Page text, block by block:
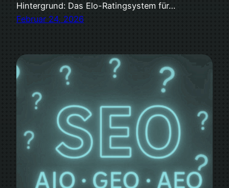
Hintergrund: Das Elo-Ratingsystem für…
Februar 24, 2026